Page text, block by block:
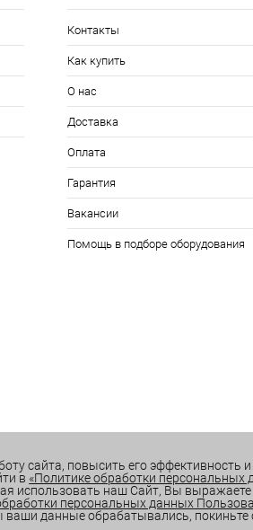
Контакты
Как купить
О нас
Доставка
Оплата
Гарантия
Вакансии
Помощь в подборе оборудования
сайта, повысить его эффективность
в «Политике обработки
использовать наш Сайт, Вы выражаете
персональных данных
ваши данные обрабатывались, покиньте